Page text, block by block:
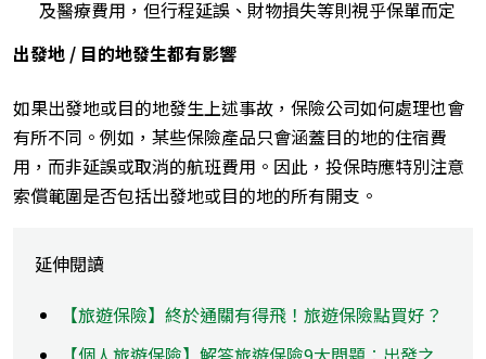
及醫療費用，但行程延誤、財物損失等則視乎保單而定
出發地 / 目的地發生都有影響
如果出發地或目的地發生上述事故，保險公司如何處理也會
有所不同。例如，某些保險產品只會涵蓋目的地的住宿費
用，而非延誤或取消的航班費用。因此，投保時應特別注意
索償範圍是否包括出發地或目的地的所有開支。
延伸閱讀
【旅遊保險】終於通關有得飛！旅遊保險點買好？